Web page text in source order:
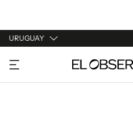
URUGUAY
URUGUAY
ARGENTINA